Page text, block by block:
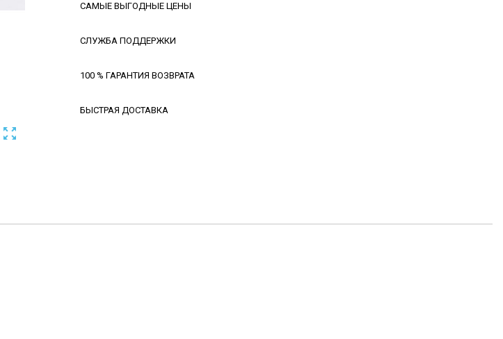

САМЫЕ ВЫГОДНЫЕ ЦЕНЫ
СЛУЖБА ПОДДЕРЖКИ
100 % ГАРАНТИЯ ВОЗВРАТА
БЫСТРАЯ ДОСТАВКА